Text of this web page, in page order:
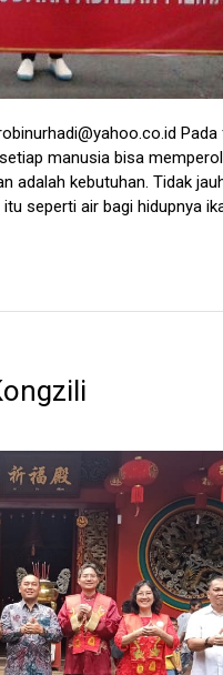
manusia bisa
adalah kebutuhan. Tidak
seperti air bagi hidupnya